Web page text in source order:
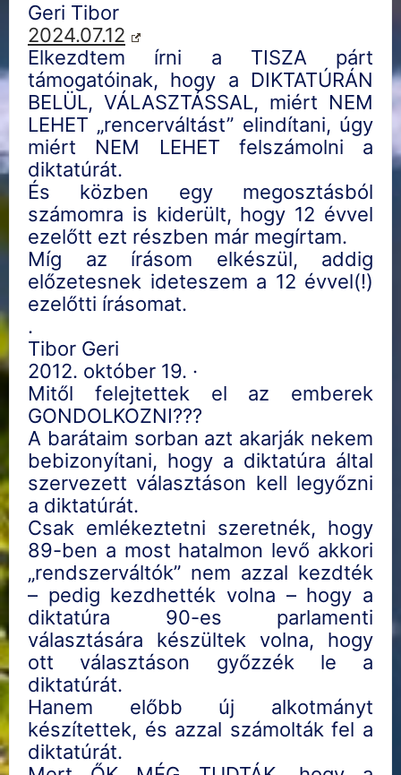
Geri Tibor
2024.07.12
Elkezdtem írni a TISZA párt
támogatóinak, hogy a DIKTATÚRÁN
BELÜL, VÁLASZTÁSSAL, miért NEM
LEHET „rencerváltást” elindítani, úgy
miért NEM LEHET felszámolni a
diktatúrát.
És közben egy megosztásból
számomra is kiderült, hogy 12 évvel
ezelőtt ezt részben már megírtam.
Míg az írásom elkészül, addig
előzetesnek ideteszem a 12 évvel(!)
ezelőtti írásomat.
.
Tibor Geri
2012. október 19. ·
Mitől felejtettek el az emberek
GONDOLKOZNI???
A barátaim sorban azt akarják nekem
bebizonyítani, hogy a diktatúra által
szervezett választáson kell legyőzni
a diktatúrát.
Csak emlékeztetni szeretnék, hogy
89-ben a most hatalmon levő akkori
„rendszerváltók” nem azzal kezdték
– pedig kezdhették volna – hogy a
diktatúra 90-es parlamenti
választására készültek volna, hogy
ott választáson győzzék le a
diktatúrát.
Hanem előbb új alkotmányt
készítettek, és azzal számolták fel a
diktatúrát.